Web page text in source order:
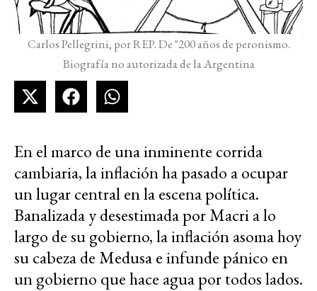
Carlos Pellegrini, por REP. De "200 años de peronismo.
Biografía no autorizada de la Argentina
En el marco de una inminente corrida
cambiaria, la inflación ha pasado a ocupar
un lugar central en la escena política.
Banalizada y desestimada por Macri a lo
largo de su gobierno, la inflación asoma hoy
su cabeza de Medusa e infunde pánico en
un gobierno que hace agua por todos lados.